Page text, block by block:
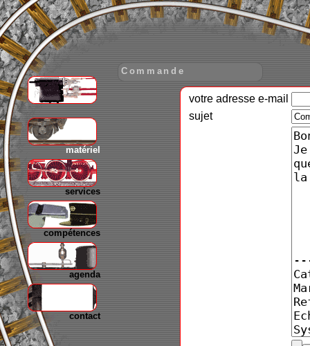
matériel
services
compétences
agenda
contact
Commande
votre adresse e-mail
sujet